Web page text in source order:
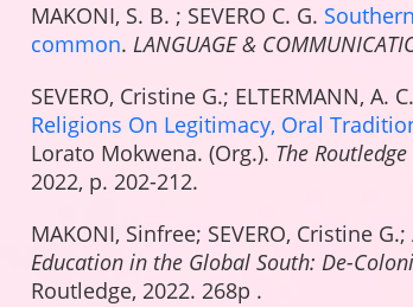
MAKONI, S. B. ; SEVERO C. G.
common. LANGUAGE &
SEVERO, Cristine G.; ELTERMANN, A.
Religions On Legitimacy, Oral
Lorato Mokwena. (Org.). The
2022, p. 202-212.
MAKONI, Sinfree; SEVERO, Cristine G.;
Education in the Global South: De-
Routledge, 2022. 268p .